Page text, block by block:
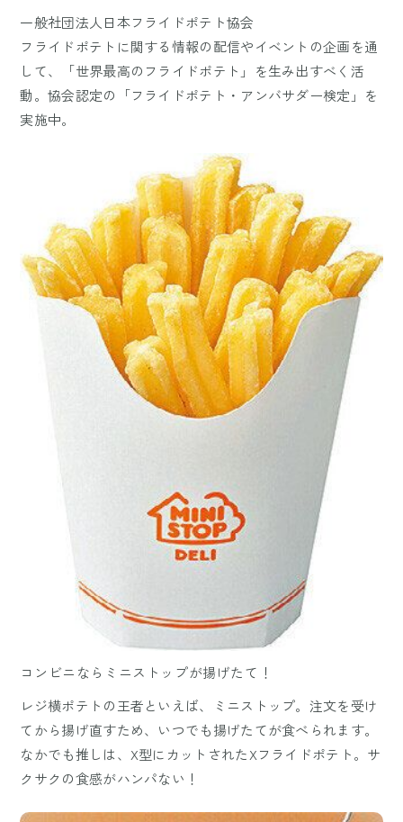
一般社団法人日本フライドポテト協会
フライドポテトに関する情報の配信やイベントの企画を通
して、「世界最高のフライドポテト」を生み出すべく活
動。協会認定の「フライドポテト・アンバサダー検定」を
実施中。
コンビニならミニストップが揚げたて！
レジ横ポテトの王者といえば、ミニストップ。注文を受け
てから揚げ直すため、いつでも揚げたてが食べられます。
なかでも推しは、X型にカットされたXフライドポテト。サ
クサクの食感がハンパない！